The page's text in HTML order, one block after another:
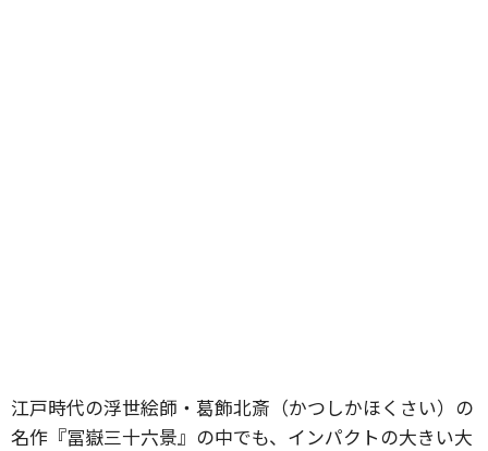
江戸時代の浮世絵師・葛飾北斎（かつしかほくさい）の
名作『冨嶽三十六景』の中でも、インパクトの大きい大